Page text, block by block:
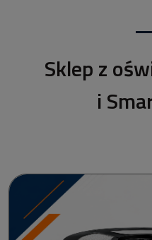
Sklep z
i